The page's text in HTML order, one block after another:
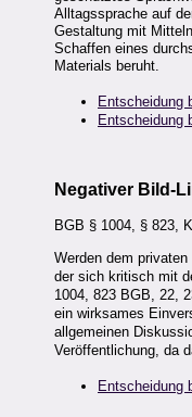
Alltagssprache auf
Gestaltung mit
Schaffen eines
Materials beruht.
Entscheidung
Entscheidung
Negativer Bild-
BGB § 1004, § 823,
Werden dem
der sich kritisch mit
1004, 823 BGB, 22,
ein wirksames
allgemeinen
Veröffentlichung, da
Entscheidung